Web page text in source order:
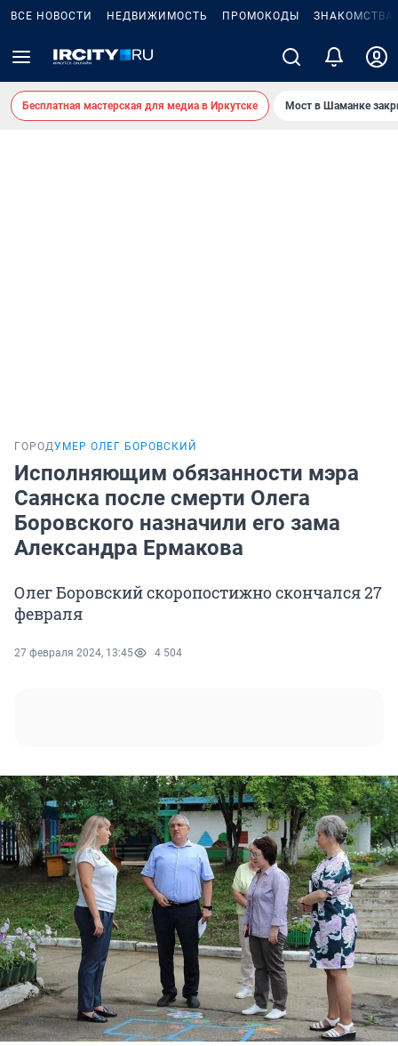
ВСЕ НОВОСТИ НЕДВИЖИМОСТЬ ПРОМОКОДЫ ЗНАКОМСТВА
Бесплатная мастерская для медиа в Иркутске Мост в Шаманке
ГОРОДУМЕР ОЛЕГ БОРОВСКИЙ
Исполняющим обязанности мэра
Саянска после смерти Олега
Боровского назначили его зама
Александра Ермакова
Олег Боровский скоропостижно скончался 27
февраля
27 февраля 2024, 13:45 4 504